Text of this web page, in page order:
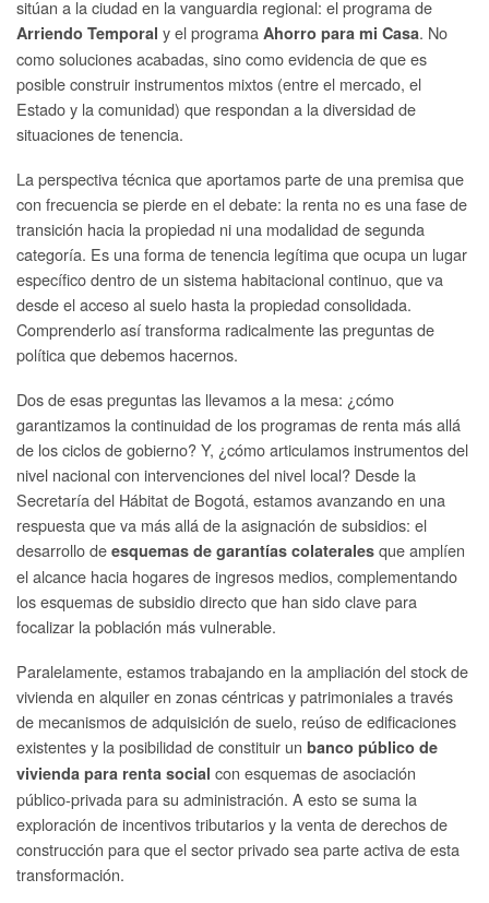
sitúan a la ciudad en la vanguardia regional: el programa de
Arriendo Temporal y el programa Ahorro para mi Casa. No
como soluciones acabadas, sino como evidencia de que es
posible construir instrumentos mixtos (entre el mercado, el
Estado y la comunidad) que respondan a la diversidad de
situaciones de tenencia.
La perspectiva técnica que aportamos parte de una premisa que
con frecuencia se pierde en el debate: la renta no es una fase de
transición hacia la propiedad ni una modalidad de segunda
categoría. Es una forma de tenencia legítima que ocupa un lugar
específico dentro de un sistema habitacional continuo, que va
desde el acceso al suelo hasta la propiedad consolidada.
Comprenderlo así transforma radicalmente las preguntas de
política que debemos hacernos.
Dos de esas preguntas las llevamos a la mesa: ¿cómo
garantizamos la continuidad de los programas de renta más allá
de los ciclos de gobierno? Y, ¿cómo articulamos instrumentos del
nivel nacional con intervenciones del nivel local? Desde la
Secretaría del Hábitat de Bogotá, estamos avanzando en una
respuesta que va más allá de la asignación de subsidios: el
desarrollo de esquemas de garantías colaterales que amplíen
el alcance hacia hogares de ingresos medios, complementando
los esquemas de subsidio directo que han sido clave para
focalizar la población más vulnerable.
Paralelamente, estamos trabajando en la ampliación del stock de
vivienda en alquiler en zonas céntricas y patrimoniales a través
de mecanismos de adquisición de suelo, reúso de edificaciones
existentes y la posibilidad de constituir un banco público de
vivienda para renta social con esquemas de asociación
público-privada para su administración. A esto se suma la
exploración de incentivos tributarios y la venta de derechos de
construcción para que el sector privado sea parte activa de esta
transformación.